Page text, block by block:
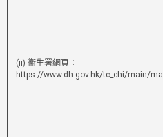
(ii) 衞生署網頁：
https://www.dh.gov.hk/tc_chi/main/